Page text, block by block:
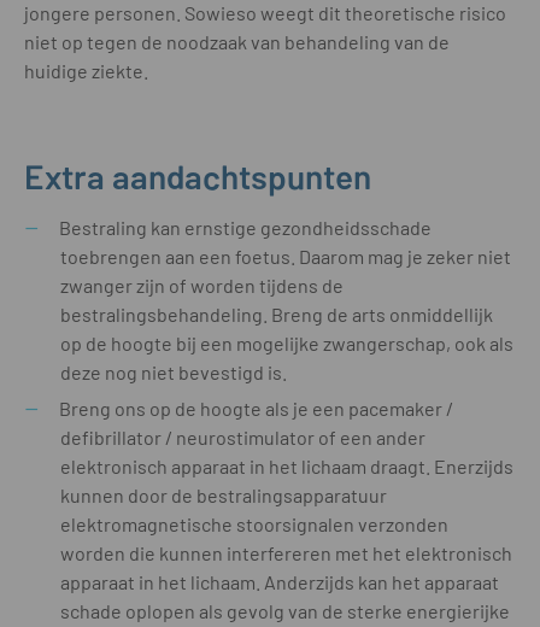
jongere personen. Sowieso weegt dit theoretische risico
niet op tegen de noodzaak van behandeling van de
huidige ziekte.
Extra aandachtspunten
Bestraling kan ernstige gezondheidsschade
toebrengen aan een foetus. Daarom mag je zeker niet
zwanger zijn of worden tijdens de
bestralingsbehandeling. Breng de arts onmiddellijk
op de hoogte bij een mogelijke zwangerschap, ook als
deze nog niet bevestigd is.
Breng ons op de hoogte als je een pacemaker /
defibrillator / neurostimulator of een ander
elektronisch apparaat in het lichaam draagt. Enerzijds
kunnen door de bestralingsapparatuur
elektromagnetische stoorsignalen verzonden
worden die kunnen interfereren met het elektronisch
apparaat in het lichaam. Anderzijds kan het apparaat
schade oplopen als gevolg van de sterke energierijke